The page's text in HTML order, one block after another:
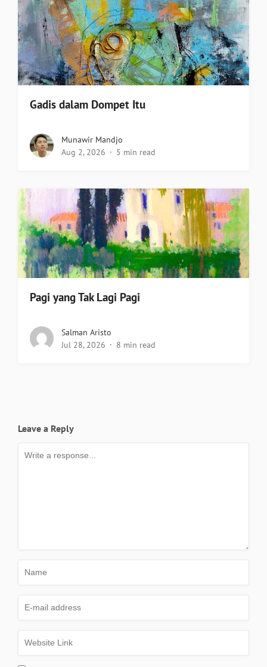
Gadis dalam Dompet Itu
Munawir Mandjo
Aug 2, 2026
5 min read
Pagi yang Tak Lagi Pagi
Salman Aristo
Jul 28, 2026
8 min read
Leave a Reply